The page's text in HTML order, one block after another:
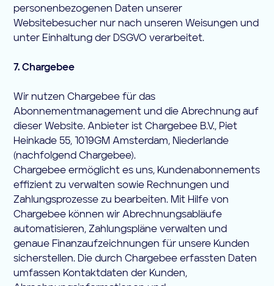
personenbezogenen Daten unserer
Websitebesucher nur nach unseren Weisungen und
unter Einhaltung der DSGVO verarbeitet.
7. Chargebee
Wir nutzen Chargebee für das
Abonnementmanagement und die Abrechnung auf
dieser Website. Anbieter ist Chargebee B.V., Piet
Heinkade 55, 1019GM Amsterdam, Niederlande
(nachfolgend Chargebee).
Chargebee ermöglicht es uns, Kundenabonnements
effizient zu verwalten sowie Rechnungen und
Zahlungsprozesse zu bearbeiten. Mit Hilfe von
Chargebee können wir Abrechnungsabläufe
automatisieren, Zahlungspläne verwalten und
genaue Finanzaufzeichnungen für unsere Kunden
sicherstellen. Die durch Chargebee erfassten Daten
umfassen Kontaktdaten der Kunden,